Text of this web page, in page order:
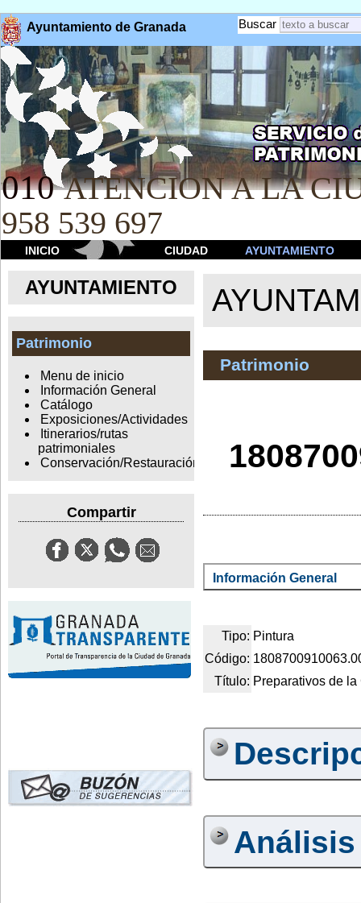
Ayuntamiento de Granada Buscar
010 ATENCION A LA
958 539 697
INICIO CIUDAD AYUNTAMIENTO
AYUNTAMIENTO
Patrimonio
Menu de inicio
Información General
Catálogo
Exposiciones/Actividades
Itinerarios/rutas
patrimoniales
Conservación/Restauración
Compartir
Patrimonio
Información General
Tipo: Pintura
Código:
Título: Preparativos de